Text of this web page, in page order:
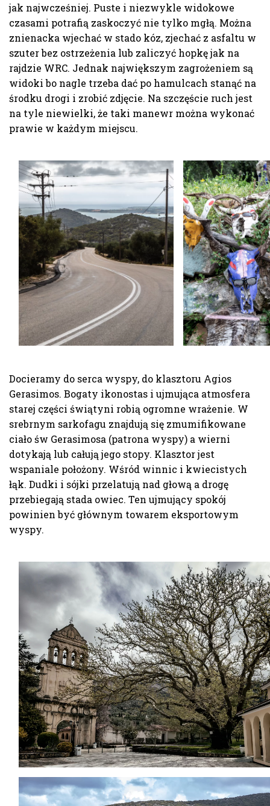
jak najwcześniej. Puste i niezwykle widokowe
czasami potrafią zaskoczyć nie tylko mgłą. Można
znienacka wjechać w stado kóz, zjechać z asfaltu w
szuter bez ostrzeżenia lub zaliczyć hopkę jak na
rajdzie WRC. Jednak największym zagrożeniem są
widoki bo nagle trzeba dać po hamulcach stanąć na
środku drogi i zrobić zdjęcie. Na szczęście ruch jest
na tyle niewielki, że taki manewr można wykonać
prawie w każdym miejscu.
Docieramy do serca wyspy, do klasztoru Agios
Gerasimos. Bogaty ikonostas i ujmująca atmosfera
starej części świątyni robią ogromne wrażenie. W
srebrnym sarkofagu znajdują się zmumifikowane
ciało św Gerasimosa (patrona wyspy) a wierni
dotykają lub całują jego stopy. Klasztor jest
wspaniale położony. Wśród winnic i kwiecistych
łąk. Dudki i sójki przelatują nad głową a drogę
przebiegają stada owiec. Ten ujmujący spokój
powinien być głównym towarem eksportowym
wyspy.